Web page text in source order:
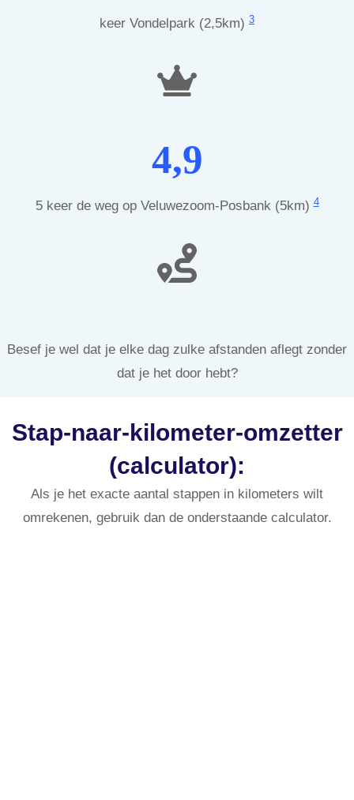
keer Vondelpark (2,5km) 3
4,9
5 keer de weg op Veluwezoom-Posbank (5km)4
Besef je wel dat je elke dag zulke afstanden aflegt zonder
dat je het door hebt?
Stap-naar-kilometer-omzetter
(calculator):
Als je het exacte aantal stappen in kilometers wilt
omrekenen, gebruik dan de onderstaande calculator.